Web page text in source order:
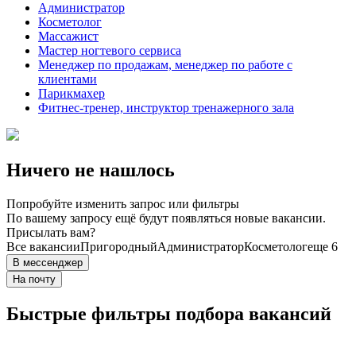
Администратор
Косметолог
Массажист
Мастер ногтевого сервиса
Менеджер по продажам, менеджер по работе с
клиентами
Парикмахер
Фитнес-тренер, инструктор тренажерного зала
Ничего не нашлось
Попробуйте изменить запрос или фильтры
По вашему запросу ещё будут появляться новые вакансии.
Присылать вам?
Все вакансииПригородныйАдминистраторКосметологеще 6
В мессенджер
На почту
Быстрые фильтры подбора вакансий